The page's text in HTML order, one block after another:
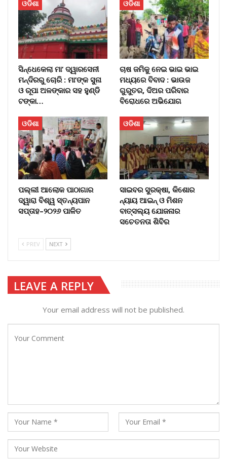
ଓଡିଶା
ସିନ୍ଧେକେଲା ମା’ ଦ୍ୱାରସେନୀ
ମନ୍ଦିରରୁ ଚୋରି : ମା’ଙ୍କ ସୁନା
ଓ ରୂପା ଅଳଙ୍କାର ସହ ହୁଣ୍ଡି
ଟଙ୍କା…
ଓଡିଶା
ଚାଷ ଜମିକୁ ନେଇ ଭାଇ ଭାଇ
ମଧ୍ୟରେ ବିବାଦ : ଭାଉଜ
ଗୁରୁତର, ଦିଅର ପରିବାର
ବିରୋଧରେ ଅଭିଯୋଗ
ଓଡିଶା
ପଲ୍ଲୀ ଆଲୋକ ପାଠାଗାର
ଦ୍ୱାରା ବିଶ୍ୱ ସ୍ତନ୍ୟପାନ
ସପ୍ତାହ–୨୦୨୬ ପାଳିତ
ଓଡିଶା
ସାଇବର ସୁରକ୍ଷା, କିଶୋର
ନ୍ୟାୟ ଆଇନ୍ ଓ ମିଶନ
ବାତ୍ସଲ୍ୟ ଯୋଜନାର
ସଚେତନତା ଶିବିର
PREV NEXT
LEAVE A REPLY
Your email address will not be published.